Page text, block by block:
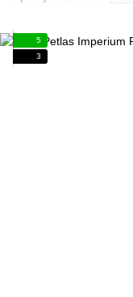
5
3